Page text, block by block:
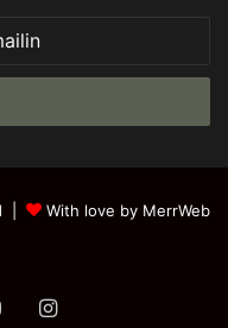
|
With love by MerrWeb
YouTubeInstagram